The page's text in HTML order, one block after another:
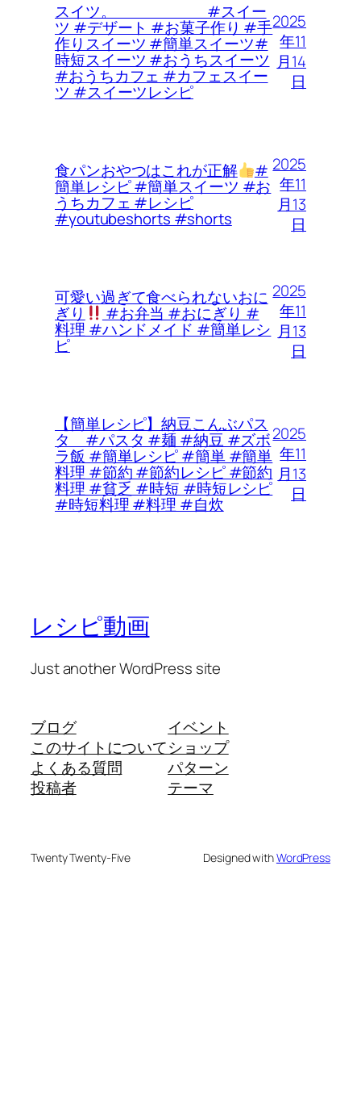
スイツ。 #スイー
ツ #デザート #お菓子作り #手
作りスイーツ #簡単スイーツ#
時短スイーツ #おうちスイーツ
#おうちカフェ #カフェスイー
ツ #スイーツレシピ
2025
年11
月14
日
食パンおやつはこれが正解 #
簡単レシピ #簡単スイーツ #お
うちカフェ #レシピ
#youtubeshorts #shorts
2025
年11
月13
日
可愛い過ぎて食べられないおに
ぎり #お弁当 #おにぎり #
料理 #ハンドメイド #簡単レシ
ピ
2025
年11
月13
日
【簡単レシピ】納豆こんぶパス
タ #パスタ #麺 #納豆 #ズボ
ラ飯 #簡単レシピ #簡単 #簡単
料理 #節約 #節約レシピ #節約
料理 #貧乏 #時短 #時短レシピ
#時短料理 #料理 #自炊
2025
年11
月13
日
レシピ動画
Just another WordPress site
ブログ
このサイトについて
よくある質問
投稿者
イベント
ショップ
パターン
テーマ
Twenty Twenty-Five Designed withWordPress